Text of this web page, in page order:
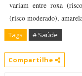
variam entre roxa
(risco moderado),
Tags # Saúde
Compartilhe